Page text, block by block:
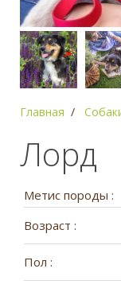
Главная
Лорд
Метис породы :
Возраст :
Пол :